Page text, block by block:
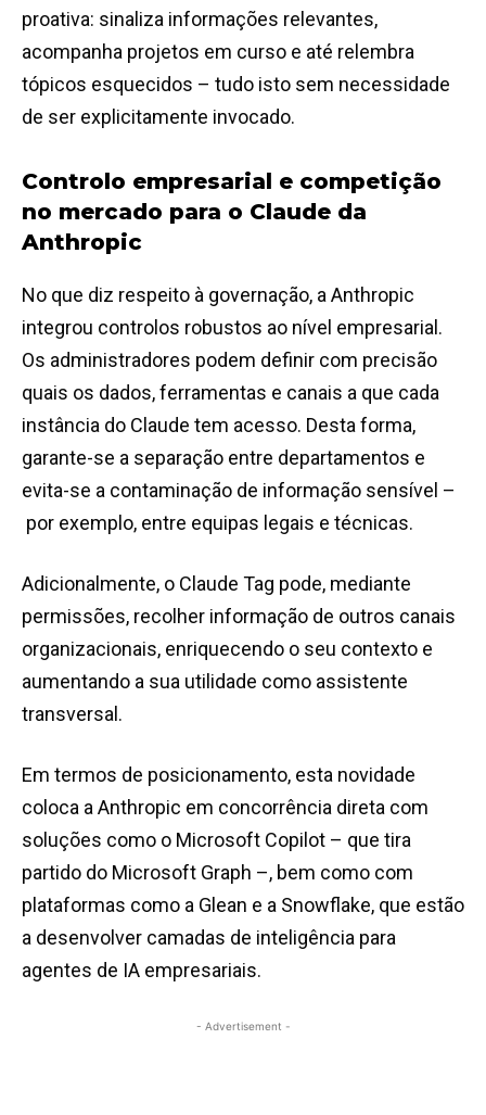
proativa: sinaliza informações relevantes,
acompanha projetos em curso e até relembra
tópicos esquecidos – tudo isto sem necessidade
de ser explicitamente invocado.
Controlo empresarial e competição
no mercado para o Claude da
Anthropic
No que diz respeito à governação, a Anthropic
integrou controlos robustos ao nível empresarial.
Os administradores podem definir com precisão
quais os dados, ferramentas e canais a que cada
instância do Claude tem acesso. Desta forma,
garante-se a separação entre departamentos e
evita-se a contaminação de informação sensível –
por exemplo, entre equipas legais e técnicas.
Adicionalmente, o Claude Tag pode, mediante
permissões, recolher informação de outros canais
organizacionais, enriquecendo o seu contexto e
aumentando a sua utilidade como assistente
transversal.
Em termos de posicionamento, esta novidade
coloca a Anthropic em concorrência direta com
soluções como o Microsoft Copilot – que tira
partido do Microsoft Graph –, bem como com
plataformas como a Glean e a Snowflake, que estão
a desenvolver camadas de inteligência para
agentes de IA empresariais.
- Advertisement -